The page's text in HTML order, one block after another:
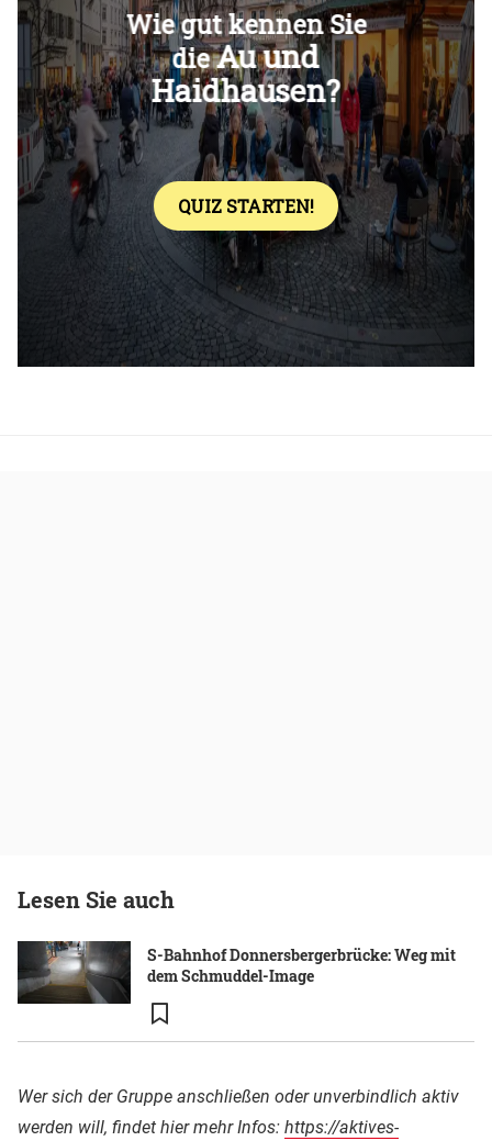
Überspringen
Lesen Sie auch
S-Bahnhof Donnersbergerbrücke: Weg mit
dem Schmuddel-Image
Wer sich der Gruppe anschließen oder unverbindlich aktiv
werden will, findet hier mehr Infos: https://aktives-